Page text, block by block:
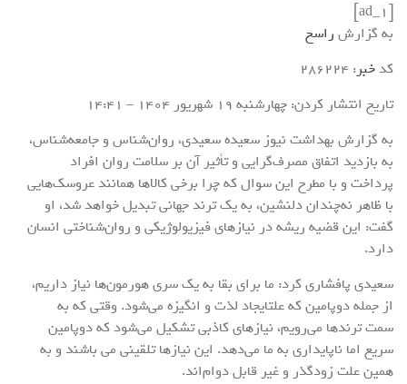
[ad_1]
به گزارش راسخ
کدخبر: 286224
تاریخ انتشار کردن: چهارشنبه 19 شهريور 1404 – 14:41
به گزارش بهداشت نیوز سعیده سعیدی، روان‌شناس و جامعه‌شناس،
به بازدید اتفاق مصرف‌گرایی و تأثیر آن بر سلامت روان افراد
پرداخت و با مطرح این سوال که چرا برخی کالاها همانند عروسک‌هایی
با ظاهر نه‌چندان دلنشین، به یک ترند جهانی تبدیل خواهد شد، او
گفت: این قضیه ریشه در نیازهای فیزیولوژیکی و روان‌شناختی انسان
دارد.
سعیدی پافشاری کرد: ما برای بقا به یک سری هورمون‌ها نیاز داریم،
از جمله دوپامین که علتایجاد لذت و انگیزه می‌شود. وقتی که به
سمت ترندها می‌رویم، نیازهای کاذبی تشکیل می‌شود که دوپامین
سریع اما ناپایداری به ما می‌دهد. این نیازها تلقینی می باشند و به
همین علت زودگذر و غیر قابل دوام‌اند.